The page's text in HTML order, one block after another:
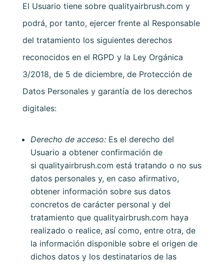
El Usuario tiene sobre qualityairbrush.com y
podrá, por tanto, ejercer frente al Responsable
del tratamiento los siguientes derechos
reconocidos en el RGPD y la Ley Orgánica
3/2018, de 5 de diciembre, de Protección de
Datos Personales y garantía de los derechos
digitales:
Derecho de acceso:Es el derecho del
Usuario a obtener confirmación de
si qualityairbrush.com está tratando o no sus
datos personales y, en caso afirmativo,
obtener información sobre sus datos
concretos de carácter personal y del
tratamiento que qualityairbrush.com haya
realizado o realice, así como, entre otra, de
la información disponible sobre el origen de
dichos datos y los destinatarios de las